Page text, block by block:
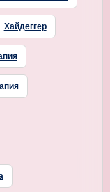
Хайдеггер